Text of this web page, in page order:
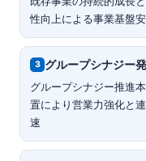
性向上による事業基盤
3 グループシナジー
グループシナジー推進
置により営業力強化と
速